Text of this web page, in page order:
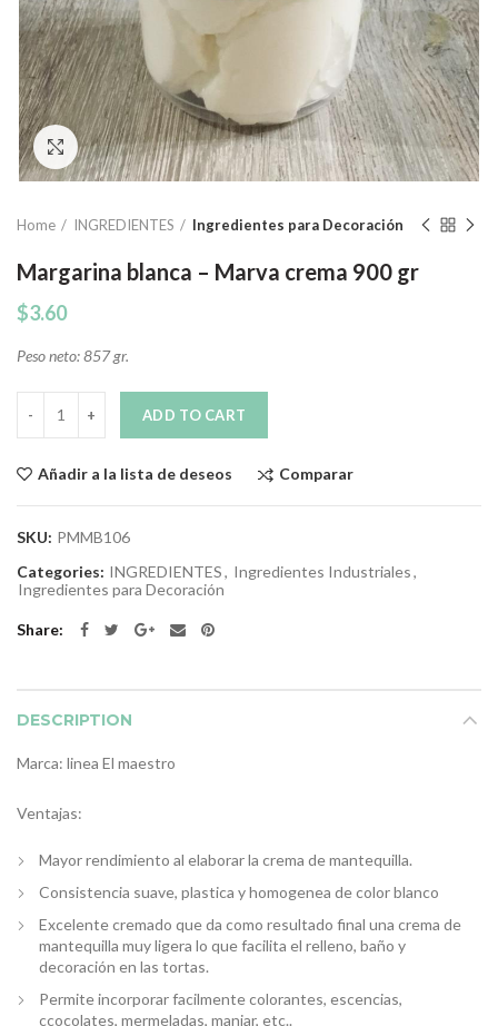
Click to enlarge
Home INGREDIENTES Ingredientes para Decoración
Margarina blanca – Marva crema 900 gr
$3.60
Peso neto: 857 gr.
ADD TO CART
Añadir a la lista de deseos Comparar
SKU: PMMB106
Categories: INGREDIENTES, Ingredientes Industriales,
Ingredientes para Decoración
Share
DESCRIPTION
Marca: linea El maestro
Ventajas:
Mayor rendimiento al elaborar la crema de mantequilla.
Consistencia suave, plastica y homogenea de color blanco
Excelente cremado que da como resultado final una crema de
mantequilla muy ligera lo que facilita el relleno, baño y
decoración en las tortas.
Permite incorporar facilmente colorantes, escencias,
ccocolates, mermeladas, manjar, etc..